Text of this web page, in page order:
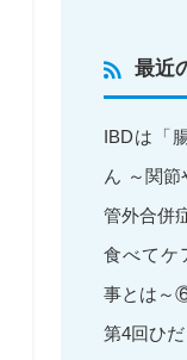
最近
IBDは「
ん ～関
管外合併
食べてケ
事とは～
第4回ひ